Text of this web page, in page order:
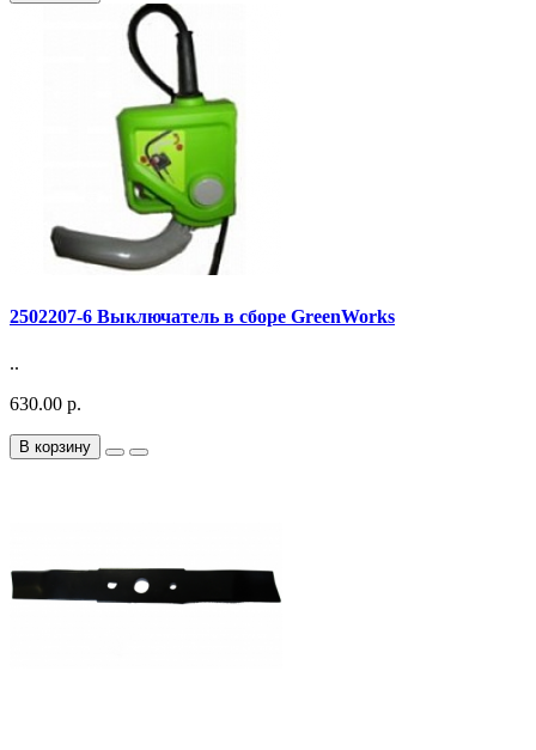
2502207-6 Выключатель в сборе GreenWorks
..
630.00 р.
В корзину